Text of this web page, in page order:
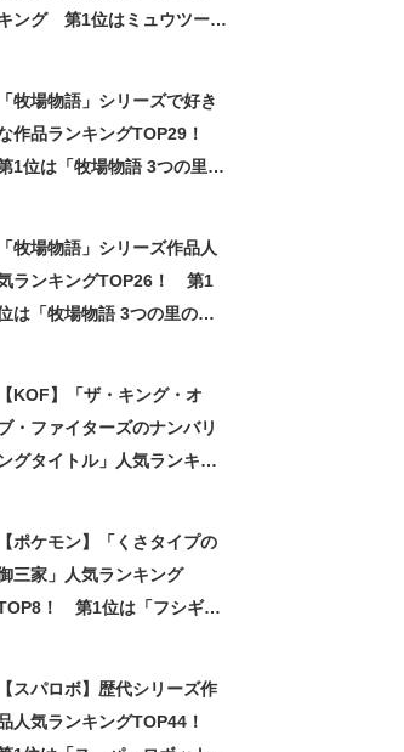
ング 第1位はミュウツーに
「牧場物語」シリーズで好き
作品ランキングTOP29！
1位は「牧場物語 3つの里の
「牧場物語」シリーズ作品人
ランキングTOP26！ 第1
は「牧場物語 3つの里の大
【KOF】「ザ・キング・オ
・ファイターズのナンバリ
グタイトル」人気ランキン
【ポケモン】「くさタイプの
三家」人気ランキング
！ 第1位は「フシギダ
【スパロボ】歴代シリーズ作
人気ランキングTOP44！